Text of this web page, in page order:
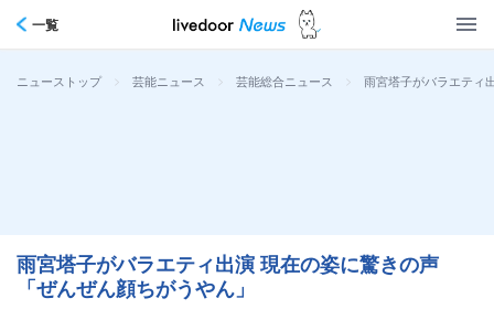
一覧
ニューストップ > 芸能ニュース > 芸能総合ニュース > 雨宮塔子がバラエティ
雨宮塔子がバラエティ出演 現在の姿に驚きの声
「ぜんぜん顔ちがうやん」